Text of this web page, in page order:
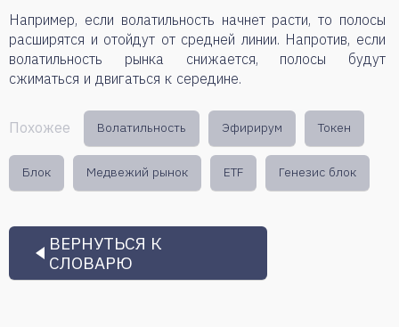
Например, если волатильность начнет расти, то полосы
расширятся и отойдут от средней линии. Напротив, если
волатильность рынка снижается, полосы будут
сжиматься и двигаться к середине.
Похожее Волатильность Эфирирум Токен
Блок Медвежий рынок ETF Генезис блок
ВЕРНУТЬСЯ К
СЛОВАРЮ